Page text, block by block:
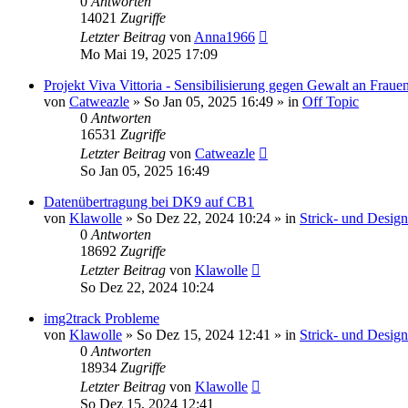
14021 Zugriffe
Letzter Beitrag von Anna1966
Mo Mai 19, 2025 17:09
Projekt Viva Vittoria - Sensibilisierung gegen Gewalt an Frauen
von Catweazle » So Jan 05, 2025 16:49 » in Off Topic
0 Antworten
16531 Zugriffe
Letzter Beitrag von Catweazle
So Jan 05, 2025 16:49
Datenübertragung bei DK9 auf CB1
von Klawolle » So Dez 22, 2024 10:24 » in Strick- und
0 Antworten
18692 Zugriffe
Letzter Beitrag von Klawolle
So Dez 22, 2024 10:24
img2track Probleme
von Klawolle » So Dez 15, 2024 12:41 » in Strick- und
0 Antworten
18934 Zugriffe
Letzter Beitrag von Klawolle
So Dez 15, 2024 12:41